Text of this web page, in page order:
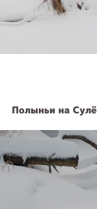
Полыньи на